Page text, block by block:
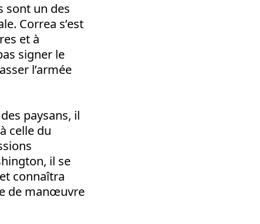
sont un des
Correa s’est
et à
signer le
l’armée
paysans, il
celle du
il se
connaîtra
de manœuvre